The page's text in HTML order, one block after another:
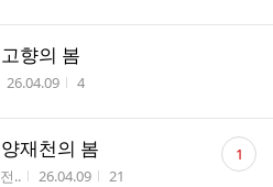
향의 봄
작성시간
26.04.09 조회수
4
재천의 봄
자
.. 작성시간
26.04.09 조회수
21
댓
글 1